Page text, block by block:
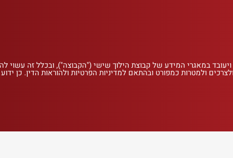
במאגרי המידע של קבוצת הילוך שישי ("הקבוצה"), ובכלל זה
ולמטרות כמפורט ובהתאם למדיניות הפרטיות ולהוראות הדין. כן